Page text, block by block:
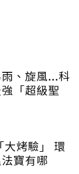
、旋風...科
「超級聖
大烤驗」 環
寶有哪